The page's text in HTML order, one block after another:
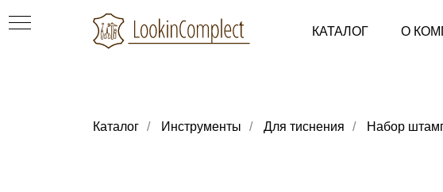
КАТАЛОГ О
Каталог / Инструменты / Для тиснения / Набор